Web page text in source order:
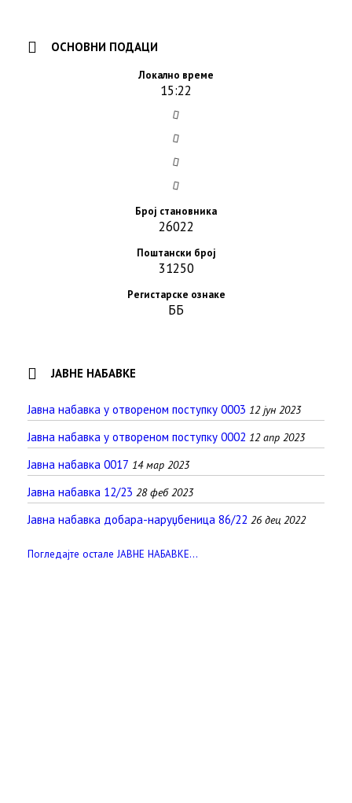
ОСНОВНИ ПОДАЦИ
Локално време
15:22
Број становника
26022
Поштански број
31250
Регистарске ознаке
ББ
ЈАВНЕ НАБАВКЕ
Јавна набавка у отвореном поступку 0003 12 јун 2023
Јавна набавка у отвореном поступку 0002 12 апр 2023
Јавна набавка 0017 14 мар 2023
Јавна набавка 12/23 28 феб 2023
Јавна набавка добара-наруџбеница 86/22 26 дец 2022
Погледајте остале ЈАВНЕ НАБАВКЕ...